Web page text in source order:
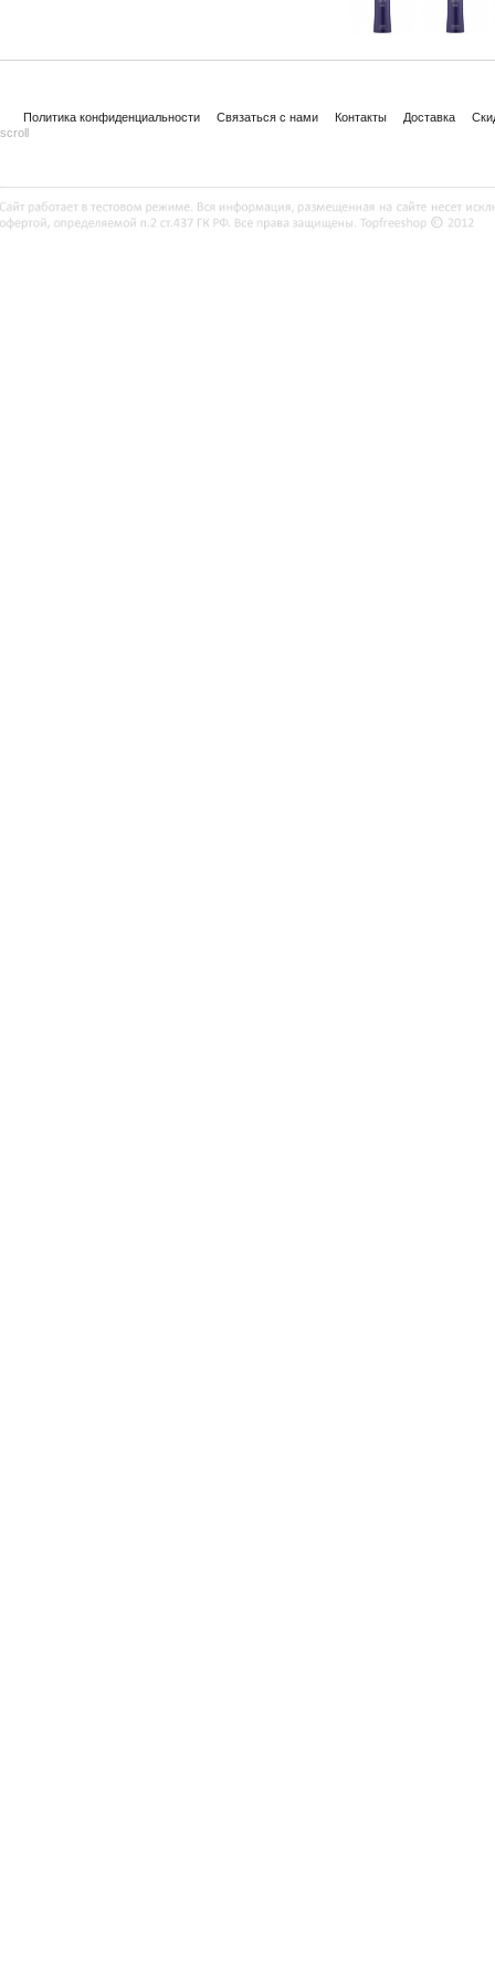
Политика конфиденциальности Связаться с нами Контакты Доставка
scroll